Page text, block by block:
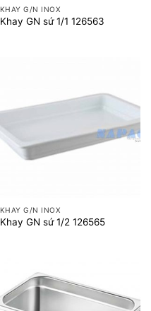
KHAY G/N INOX
Khay GN sứ 1/1 126563
KHAY G/N INOX
Khay GN sứ 1/2 126565